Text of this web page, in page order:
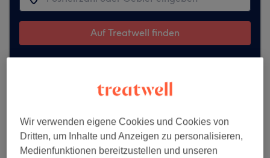
Auf Treatwell finden
Mehr Salons anzeigen
Wir verwenden eigene Cookies und Cookies von
Dritten, um Inhalte und Anzeigen zu personalisieren,
Medienfunktionen bereitzustellen und unseren